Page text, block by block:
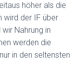
höher als die
wird der IF über
Nahrung in
werden die
in den seltensten